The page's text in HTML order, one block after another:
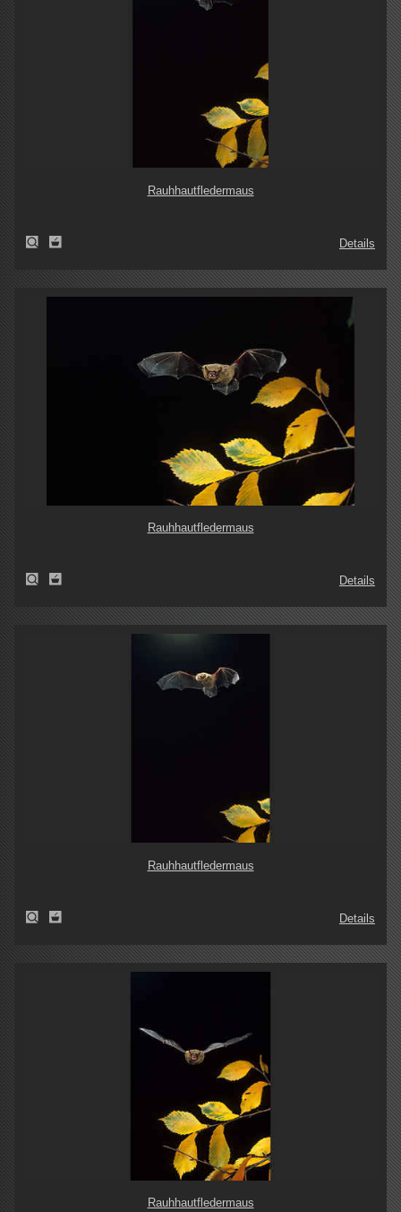
Rauhhautfledermaus
Details
Rauhhautfledermaus
Details
Rauhhautfledermaus
Details
Rauhhautfledermaus